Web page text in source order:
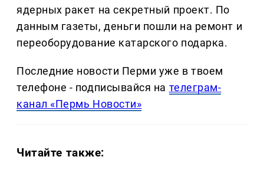
ядерных ракет на секретный проект. По
данным газеты, деньги пошли на ремонт и
переоборудование катарского подарка.
Последние новости Перми уже в твоем
телефоне - подписывайся на телеграм-
канал «Пермь Новости»
Читайте также: